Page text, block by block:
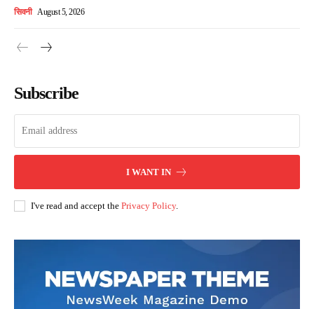
सिवनी August 5, 2026
Subscribe
I WANT IN
I've read and accept the Privacy Policy.